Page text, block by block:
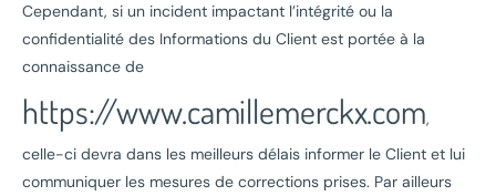
Cependant, si un incident impactant l’intégrité ou la
confidentialité des Informations du Client est portée à la
connaissance de
https://www.camillemerckx.com,
celle-ci devra dans les meilleurs délais informer le Client et lui
communiquer les mesures de corrections prises. Par ailleurs